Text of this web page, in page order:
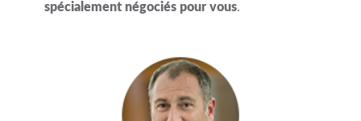
spécialement négociés pour vous.